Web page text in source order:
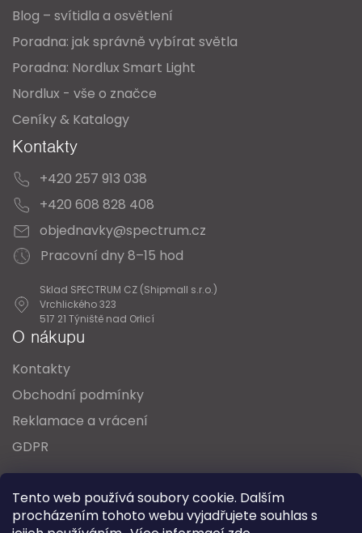
Tento web používá soubory cookie. Dalším
procházením tohoto webu vyjadřujete souhlas s
Blog – svítidla a osvětlení
Poradna: jak správně vybírat světla
Poradna: Nordlux Smart Light
Nordlux - vše o značce
Ceníky & Katalogy
Kontakty
+420 257 913 038
+420 608 828 408
objednavky@spectrum.cz
Pracovní dny 8–15 hod
Sklad SPECTRUM CZ (Shipmall s.r.o.)
Vrchlického 323
517 21 Týniště nad Orlicí
O nákupu
Kontakty
Obchodní podmínky
Reklamace a vrácení
GDPR
Oblíbené série svítidel: Nordlux Alton
Nordlux Milford Nordlux Oja Nordlux Ellen